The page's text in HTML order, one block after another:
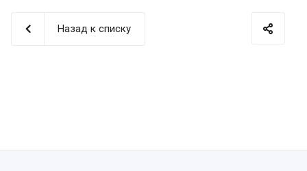
Назад к списку